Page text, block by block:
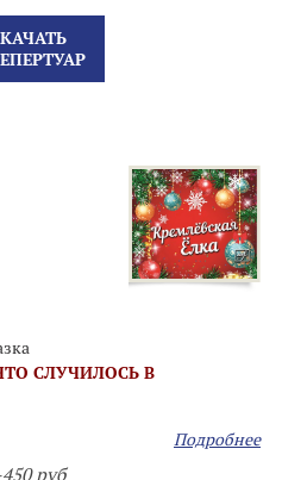
СЛУЧИЛОСЬ В
Подробнее
руб